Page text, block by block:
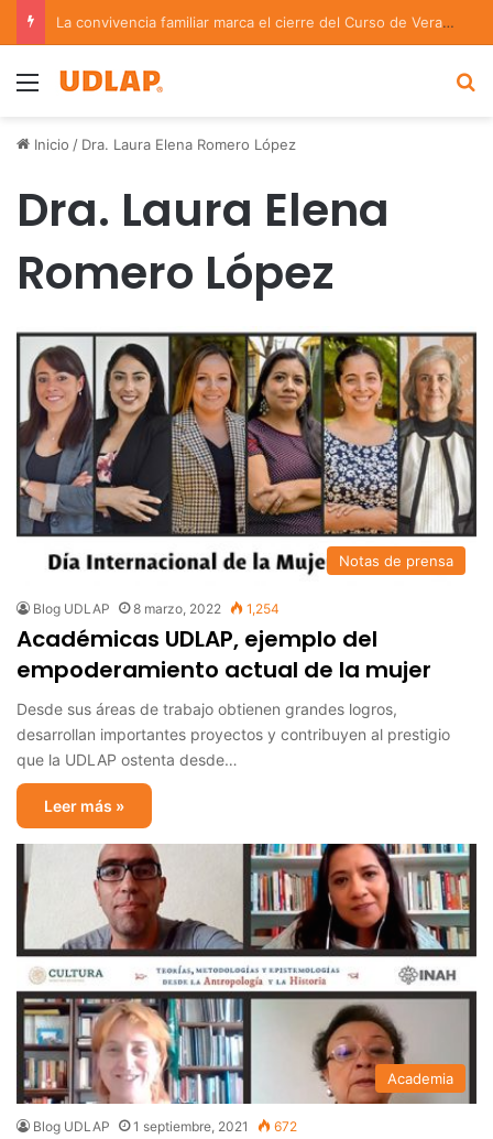
Coach de Escuelas Aztecas UDLAP jugará el Mundial de Flag Football en Alemania
Menu
Inicio / Dra. Laura Elena Romero López
Dra. Laura Elena
Romero López
Notas de prensa
Blog UDLAP 8 marzo, 2022 1,254
Académicas UDLAP, ejemplo del
empoderamiento actual de la mujer
Desde sus áreas de trabajo obtienen grandes logros,
desarrollan importantes proyectos y contribuyen al prestigio
que la UDLAP ostenta desde…
Leer más »
Academia
Blog UDLAP 1 septiembre, 2021 672